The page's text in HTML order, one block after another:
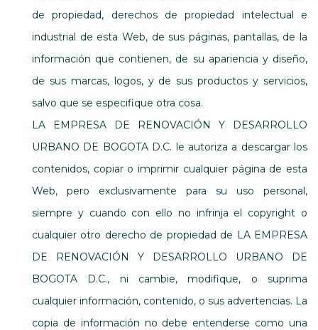
de propiedad, derechos de propiedad intelectual e
industrial de esta Web, de sus páginas, pantallas, de la
información que contienen, de su apariencia y diseño,
de sus marcas, logos, y de sus productos y servicios,
salvo que se especifique otra cosa.
LA EMPRESA DE RENOVACIÓN Y DESARROLLO
URBANO DE BOGOTA D.C. le autoriza a descargar los
contenidos, copiar o imprimir cualquier página de esta
Web, pero exclusivamente para su uso personal,
siempre y cuando con ello no infrinja el copyright o
cualquier otro derecho de propiedad de LA EMPRESA
DE RENOVACIÓN Y DESARROLLO URBANO DE
BOGOTA D.C., ni cambie, modifique, o suprima
cualquier información, contenido, o sus advertencias. La
copia de información no debe entenderse como una